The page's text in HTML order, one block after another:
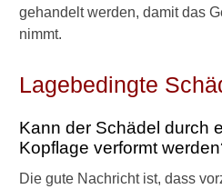
gehandelt werden, damit das
nimmt.
Lagebedingte
Kann der Schädel durch
Kopflage verformt
Die gute Nachricht ist, dass
10 Tipps für eine
Kindheit
Verwandte Beiträge
M
i